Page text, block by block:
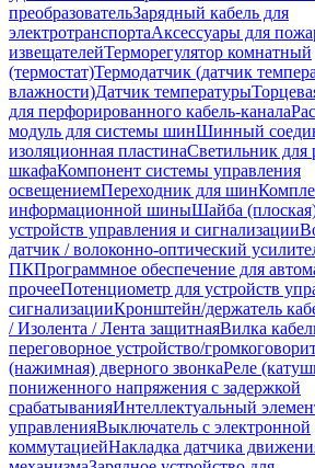
преобразовательЗарядный кабель для
электротранспортаАксессуары для
извещателейТерморегулятор комнатный
(термостат)Термодатчик (датчик
влажности)Датчик температуры
для перфорированного кабель-канала
модуль для системы шинШинный
изоляционная пластинаСветильник для
шкафаКомпонент системы управления
освещениемПереходник для шин
информационной шиныШайба
устройств управления и сигнализации
датчик / волоконно-оптический
ПКПрограммное обеспечение для
прочееПотенциометр для устройств
сигнализацииКронштейн/держатель
/ Изолента / Лента защитнаяВилка
переговорное устройство/
(нажимная) дверного звонкаРеле
пониженного напряжения с задержкой
срабатыванияИнтеллектуальный
управленияВыключатель с электронной
коммутациейНакладка датчика